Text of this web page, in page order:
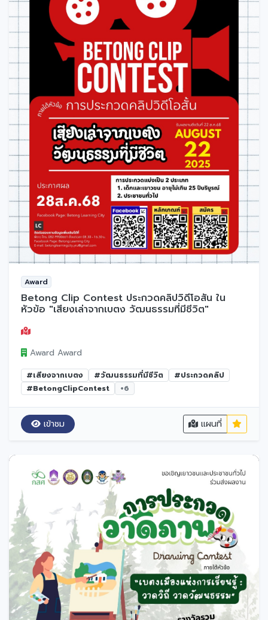
Award
Betong Clip Contest ประกวดคลิปวิดีโอสั้น ใน
หัวข้อ "เสียงเล่าจากเบตง วัฒนธรรมที่มีชีวิต"
Award Award
#เสียงจากเบตง #วัฒนธรรมที่มีชีวิต
#ประกวดคลิป
#BetongClipContest
+6
เข้าชม แผนที่